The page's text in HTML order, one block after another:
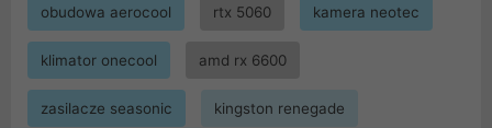
obudowa aerocool rtx 5060 kamera neotec
klimator onecool amd rx 6600
zasilacze seasonic kingston renegade